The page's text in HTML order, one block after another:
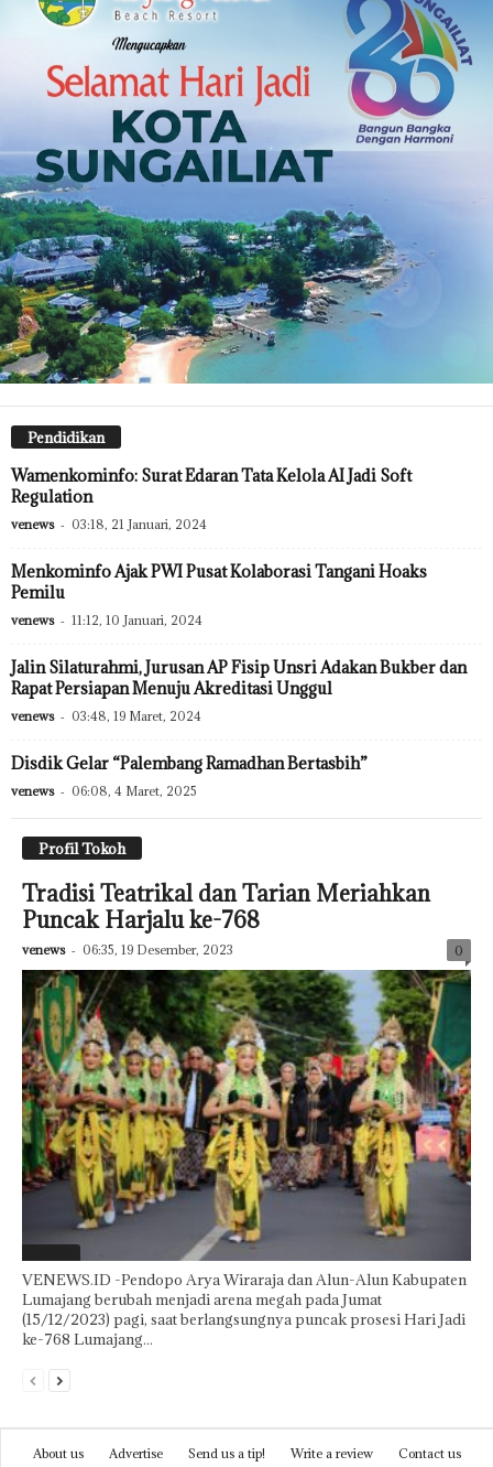
Pendidikan
Wamenkominfo: Surat Edaran Tata Kelola AI Jadi Soft
Regulation
venews - 03:18, 21 Januari, 2024
Menkominfo Ajak PWI Pusat Kolaborasi Tangani Hoaks
Pemilu
venews - 11:12, 10 Januari, 2024
Jalin Silaturahmi, Jurusan AP Fisip Unsri Adakan Bukber dan
Rapat Persiapan Menuju Akreditasi Unggul
venews - 03:48, 19 Maret, 2024
Disdik Gelar “Palembang Ramadhan Bertasbih”
venews - 06:08, 4 Maret, 2025
Profil Tokoh
Tradisi Teatrikal dan Tarian Meriahkan
Puncak Harjalu ke-768
venews - 06:35, 19 Desember, 2023 0
VENEWS.ID -Pendopo Arya Wiraraja dan Alun-Alun Kabupaten
Lumajang berubah menjadi arena megah pada Jumat
(15/12/2023) pagi, saat berlangsungnya puncak prosesi Hari Jadi
ke-768 Lumajang...
About us Advertise Send us a tip! Write a review Contact us